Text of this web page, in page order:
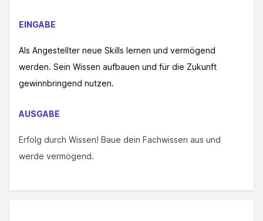
EINGABE
Als Angestellter neue Skills lernen und vermögend
werden. Sein Wissen aufbauen und für die Zukunft
gewinnbringend nutzen.
AUSGABE
Erfolg durch Wissen! Baue dein Fachwissen aus und
werde vermögend.